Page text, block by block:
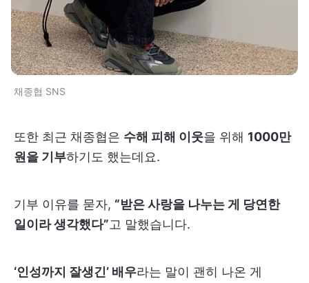
채종협 SNS
또한 최근 채종협은 수해 피해 이웃을 위해 1000만
원을 기부하기도 했는데요.
기부 이유를 묻자, “받은 사랑을 나누는 게 당연한
일이라 생각했다”고 말했습니다.
‘인성까지 잘생긴’ 배우라는 말이 괜히 나온 게